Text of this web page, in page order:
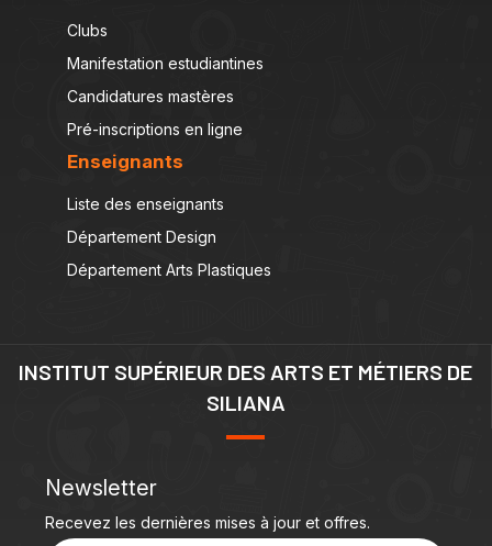
Clubs
Manifestation estudiantines
Candidatures mastères
Pré-inscriptions en ligne
Enseignants
Liste des enseignants
Département Design
Département Arts Plastiques
INSTITUT SUPÉRIEUR DES ARTS ET MÉTIERS DE
SILIANA
Newsletter
Recevez les dernières mises à jour et offres.